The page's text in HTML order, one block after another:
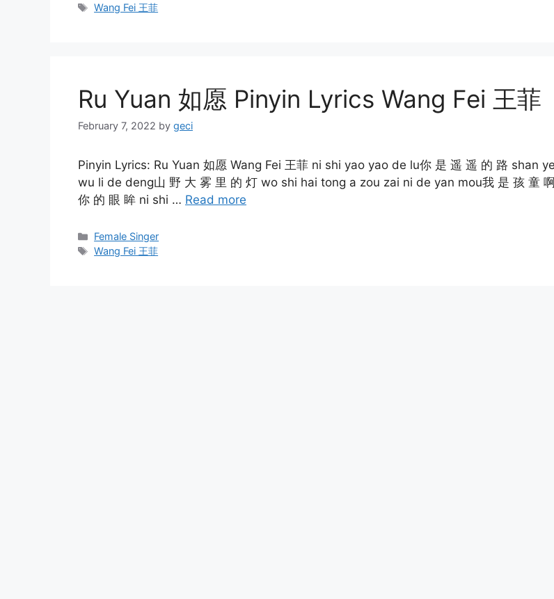
Tags
Wang Fei 王菲
Ru Yuan 如愿 Pinyin Lyrics Wang Fei 王菲
February 7, 2022 by geci
Pinyin Lyrics: Ru Yuan 如愿 Wang Fei 王菲 ni shi yao yao de lu你 是 遥 遥 的 路 shan
wu li de deng山 野 大 雾 里 的 灯 wo shi hai tong a zou zai ni de yan mou我 是 孩 童
你 的 眼 眸 ni shi … Read more
Categories
Female Singer
Tags
Wang Fei 王菲